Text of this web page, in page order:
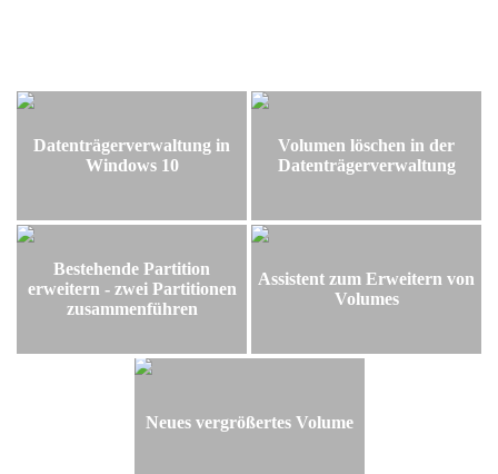
Datenträgerverwaltung in
Windows 10
Volumen löschen in der
Datenträgerverwaltung
Bestehende Partition
erweitern - zwei Partitionen
zusammenführen
Assistent zum Erweitern von
Volumes
Neues vergrößertes Volume